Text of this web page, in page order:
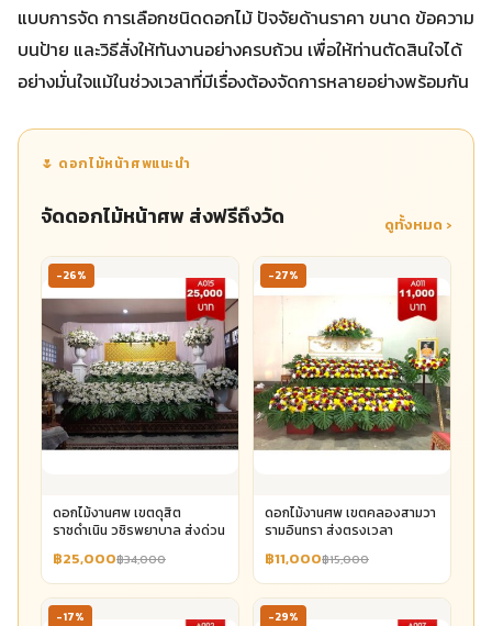
แบบการจัด การเลือกชนิดดอกไม้ ปัจจัยด้านราคา ขนาด ข้อความ
บนป้าย และวิธีสั่งให้ทันงานอย่างครบถ้วน เพื่อให้ท่านตัดสินใจได้
อย่างมั่นใจแม้ในช่วงเวลาที่มีเรื่องต้องจัดการหลายอย่างพร้อมกัน
🌷 ดอกไม้หน้าศพแนะนำ
จัดดอกไม้หน้าศพ ส่งฟรีถึงวัด ดูทั้งหมด ›
-26%
ดอกไม้งานศพ เขตดุสิต
ราชดำเนิน วชิรพยาบาล ส่งด่วน
฿25,000฿34,000
-27%
ดอกไม้งานศพ เขตคลองสามวา
รามอินทรา ส่งตรงเวลา
฿11,000฿15,000
-17% -29%